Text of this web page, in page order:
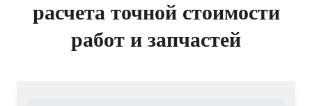
расчета точной стоимости
работ и запчастей